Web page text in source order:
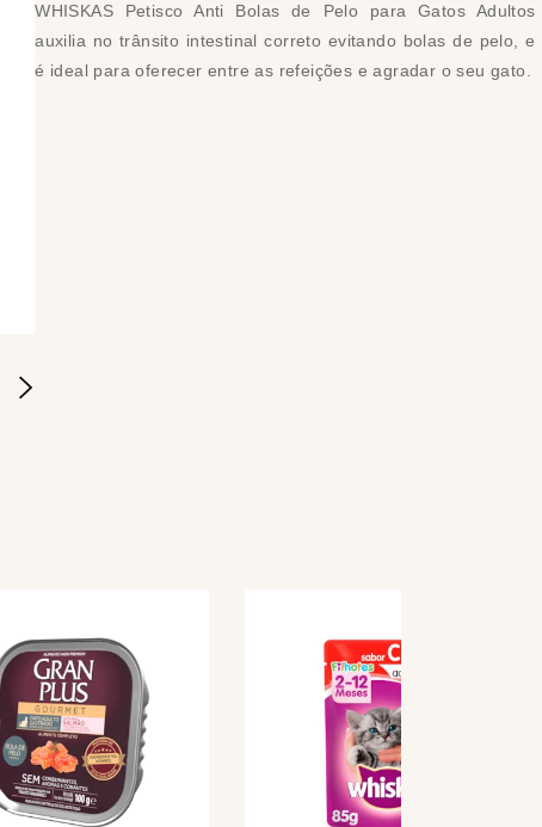
WHISKAS Petisco Anti Bolas de Pelo para Gatos Adultos
auxilia no trânsito intestinal correto evitando bolas de pelo, e
é ideal para oferecer entre as refeições e agradar o seu gato.